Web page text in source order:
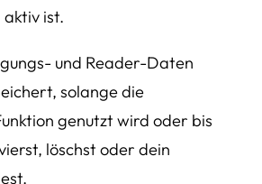
ist.
und Reader-Daten
solange die
genutzt wird oder bis
löschst oder dein